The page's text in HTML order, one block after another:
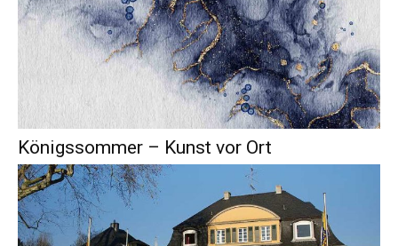
Königssommer – Kunst vor Ort